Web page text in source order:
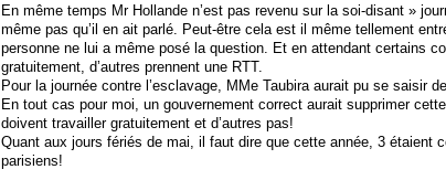
En même temps Mr Hollande n’est pas revenu sur la soi-disant »
même pas qu’il en ait parlé. Peut-être cela est il même tellement
personne ne lui a même posé la question. Et en attendant certains
gratuitement, d’autres prennent une RTT.
Pour la journée contre l’esclavage, MMe Taubira aurait pu se saisir
En tout cas pour moi, un gouvernement correct aurait supprimer
doivent travailler gratuitement et d’autres pas!
Quant aux jours fériés de mai, il faut dire que cette année, 3 étaient
parisiens!